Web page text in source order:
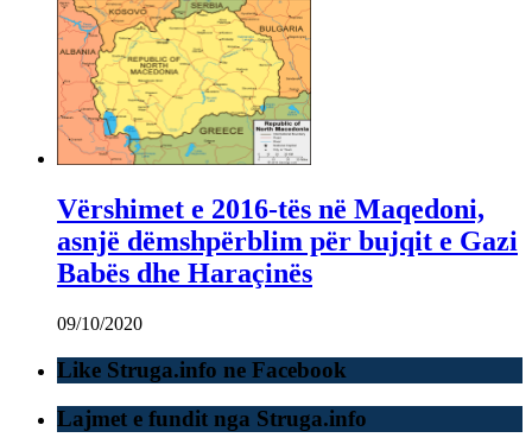
Vërshimet e 2016-tës në Maqedoni,
asnjë dëmshpërblim për bujqit e Gazi
Babës dhe Haraçinës
09/10/2020
Like Struga.info ne Facebook
Lajmet e fundit nga Struga.info